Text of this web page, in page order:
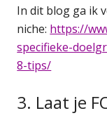
In dit blog ga ik
niche: https://
specifieke-
8-tips/
3. Laat je